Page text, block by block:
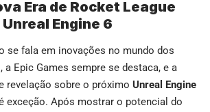
Era de Rocket League
Engine 6
se fala em inovações no mundo dos
a Epic Games sempre se destaca, e a
revelação sobre o próximo Unreal Engine
exceção. Após mostrar o potencial do